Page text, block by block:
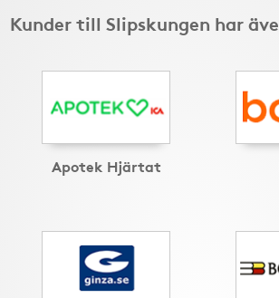
Kunder till Slipskungen har
Apotek Hjärtat